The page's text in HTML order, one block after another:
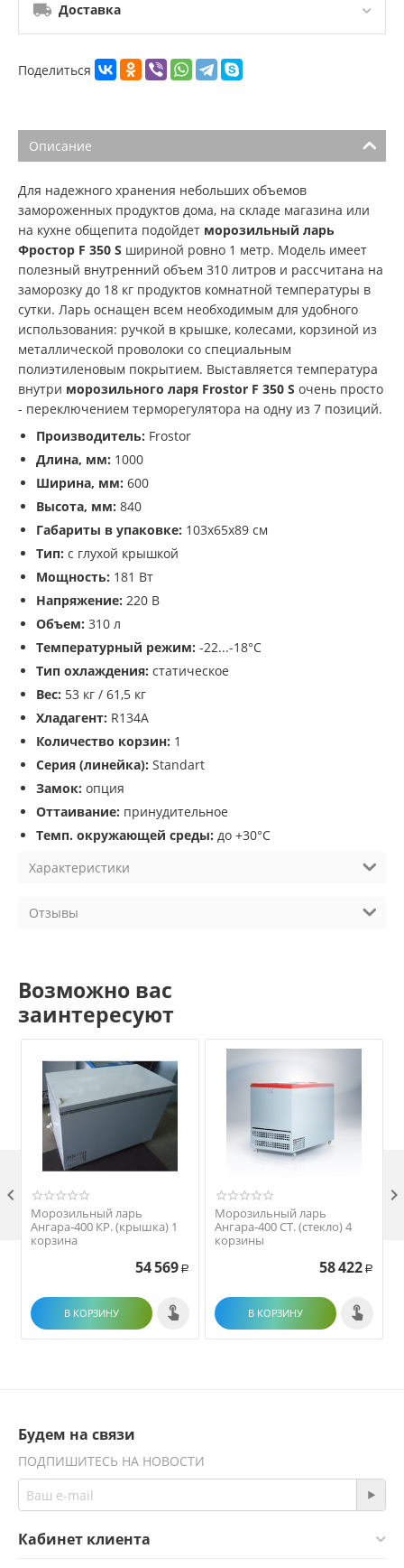
Доставка
Поделиться
Описание
Для надежного хранения небольших объемов
замороженных продуктов дома, на складе магазина или
на кухне общепита подойдет морозильный ларь
Фростор F 350 S шириной ровно 1 метр. Модель имеет
полезный внутренний объем 310 литров и рассчитана на
заморозку до 18 кг продуктов комнатной температуры в
сутки. Ларь оснащен всем необходимым для удобного
использования: ручкой в крышке, колесами, корзиной из
металлической проволоки со специальным
полиэтиленовым покрытием. Выставляется температура
внутри морозильного ларя Frostor F 350 S очень просто
- переключением терморегулятора на одну из 7 позиций.
Производитель: Frostor
Длина, мм: 1000
Ширина, мм: 600
Высота, мм: 840
Габариты в упаковке: 103х65х89 см
Тип: с глухой крышкой
Мощность: 181 Вт
Напряжение: 220 В
Объем: 310 л
Температурный режим: -22...-18°С
Тип охлаждения: статическое
Вес: 53 кг / 61,5 кг
Хладагент: R134A
Количество корзин: 1
Серия (линейка): Standart
Замок: опция
Оттаивание: принудительное
Темп. окружающей среды: до +30°С
Характеристики
Отзывы
Возможно вас
заинтересуют
Морозильный ларь
Ангара-400 КР. (крышка) 1
корзина
54 569 Р
В КОРЗИНУ
Морозильный ларь
Ангара-400 СТ. (стекло) 4
корзины
58 422 Р
В КОРЗИНУ
 
Будем на связи
ПОДПИШИТЕСЬ НА НОВОСТИ
Кабинет клиента